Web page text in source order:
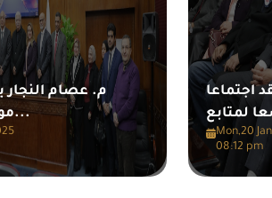
م. عصام النجار
موسعا لمتابع...
اجتماعا
Mon,20
08:12 pm